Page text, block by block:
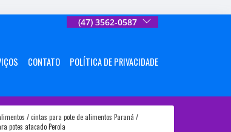
(47) 3562-0587
CONTATO POLÍTICA DE PRIVACIDADE
cintas para pote de alimentos Paraná
potes atacado Perola